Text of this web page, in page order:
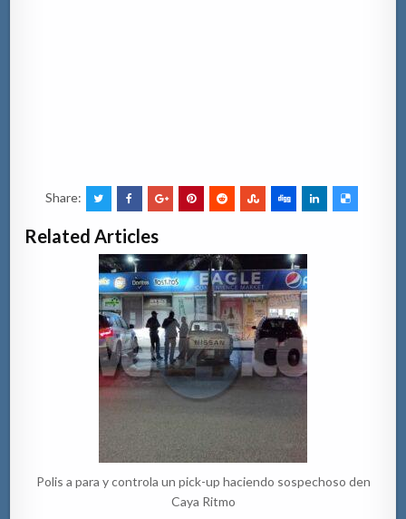
Share:
Related Articles
Polis a para y controla un pick-up haciendo sospechoso den
Caya Ritmo